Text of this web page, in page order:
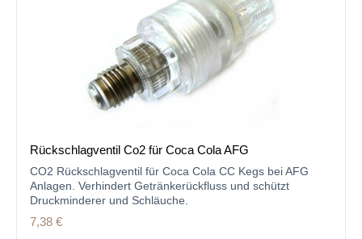
Rückschlagventil Co2 für Coca Cola AFG
CO2 Rückschlagventil für Coca Cola CC Kegs bei AFG
Anlagen. Verhindert Getränkerückfluss und schützt
Druckminderer und Schläuche.
Regulärer Preis:
7,38 €